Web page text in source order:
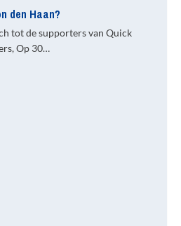
den Haan?
tot de supporters van Quick
Op 30…